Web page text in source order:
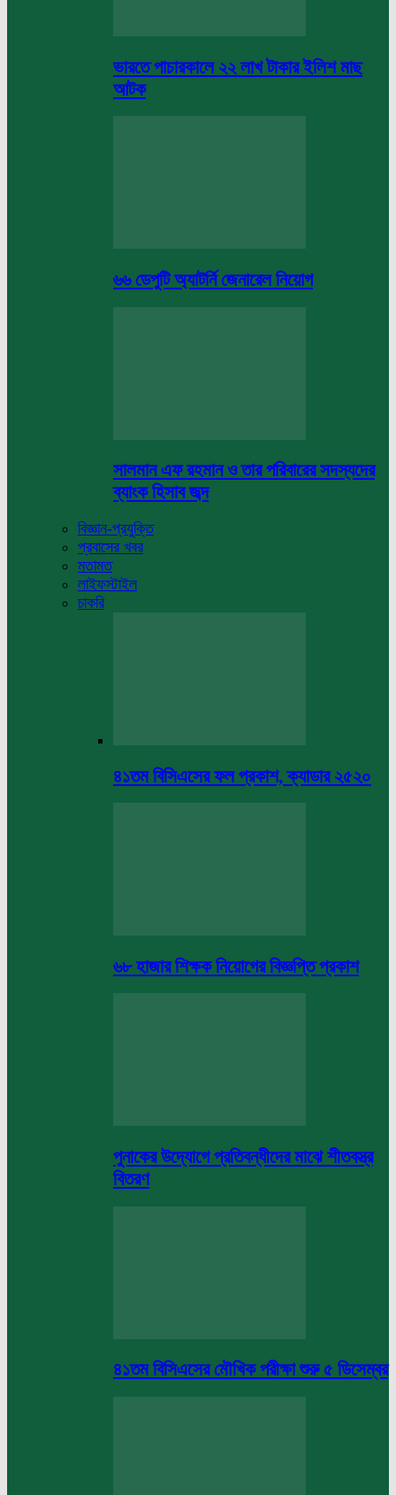
ভারতে পাচারকালে ২২ লাখ টাকার ইলিশ মাছ
আটক
৬৬ ডেপুটি অ্যাটর্নি জেনারেল নিয়োগ
সালমান এফ রহমান ও তার পরিবারের সদস্যদের
ব্যাংক হিসাব জব্দ
বিজ্ঞান-প্রযুক্তি
প্রবাসের খবর
মতামত
লাইফস্টাইল
চাকরি
৪১তম বিসিএসের ফল প্রকাশ, ক্যাডার ২৫২০
৬৮ হাজার শিক্ষক নিয়োগের বিজ্ঞপ্তি প্রকাশ
পুনাকের উদ্যোগে প্রতিবন্ধীদের মাঝে শীতবস্ত্র
বিতরণ
৪১তম বিসিএসের মৌখিক পরীক্ষা শুরু ৫ ডিসেম্বর